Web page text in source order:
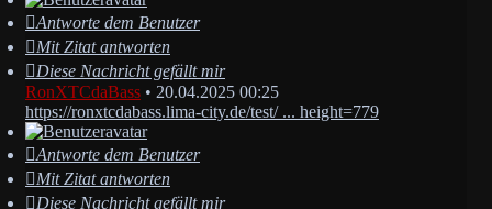
Antworte dem Benutzer
Mit Zitat antworten
Diese Nachricht gefällt mir
RonXTCdaBass • 20.04.2025 00:25
https://ronxtcdabass.lima-city.de/test/ ... height=779
Antworte dem Benutzer
Mit Zitat antworten
Diese Nachricht gefällt mir